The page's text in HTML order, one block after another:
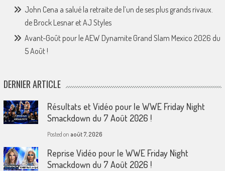
John Cena a salué la retraite de l’un de ses plus grands rivaux.
de Brock Lesnar et AJ Styles
Avant-Goût pour le AEW Dynamite Grand Slam Mexico 2026 du
5 Août !
DERNIER ARTICLE
Résultats et Vidéo pour le WWE Friday Night
Smackdown du 7 Août 2026 !
Posted on août 7, 2026
Reprise Vidéo pour le WWE Friday Night
Smackdown du 7 Août 2026 !